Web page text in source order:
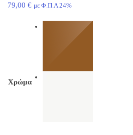
79,00 € με Φ.Π.Α 24%
Χρώμα